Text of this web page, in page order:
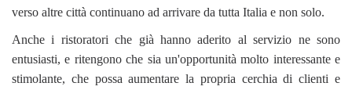
verso altre città continuano ad arrivare da tutta Italia e non solo.
Anche i ristoratori che già hanno aderito al servizio ne sono
entusiasti, e ritengono che sia un'opportunità molto interessante e
stimolante, che possa aumentare la propria cerchia di clienti e